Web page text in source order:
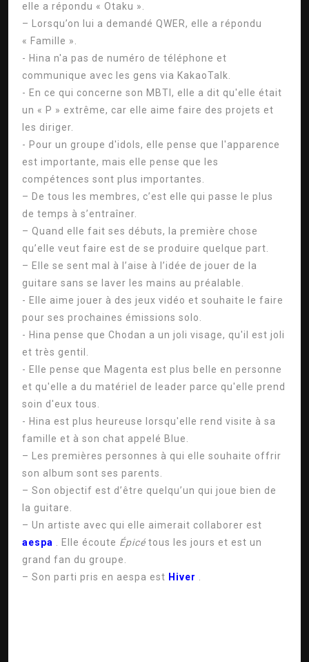
elle a répondu « Otaku ».
– Lorsqu’on lui a demandé QWER, elle a répondu
« Famille ».
- Hina n'a pas de numéro de téléphone et
communique avec les gens via KakaoTalk.
- En ce qui concerne son MBTI, elle a dit qu'elle était
un « P » extrême, car elle aime faire des projets et
les diriger.
- Pour un groupe d'idols, elle pense que l'apparence
est importante, mais elle pense que les
compétences sont plus importantes.
– De tous les membres, c’est elle qui passe le plus
de temps à s’entraîner.
– Quand elle fait ses débuts, la première chose
qu’elle veut faire est de se produire quelque part.
– Elle se sent mal à l’aise à l’idée de jouer de la
guitare sans se laver les mains au préalable.
- Elle aime jouer à des jeux vidéo et souhaite le faire
pour ses prochaines émissions solo.
- Hina pense que Chodan a un joli visage, qu'il est joli
et très gentil.
- Elle pense que Magenta est plus belle en personne
et qu'elle a du matériel de leader parce qu'elle prend
soin d'eux tous.
- Hina est plus heureuse lorsqu'elle rend visite à sa
famille et à son chat appelé Blue.
– Les premières personnes à qui elle souhaite offrir
son album sont ses parents.
– Son objectif est d’être quelqu’un qui joue bien de
la guitare.
– Un artiste avec qui elle aimerait collaborer est
aespa
. Elle écoute Épicé tous les jours et est un
grand fan du groupe.
– Son parti pris en aespa est Hiver